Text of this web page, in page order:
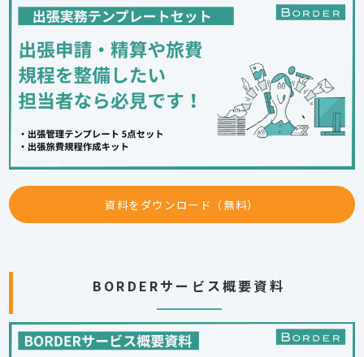
資料をダウンロード（無料）
BORDERサービス概要資料